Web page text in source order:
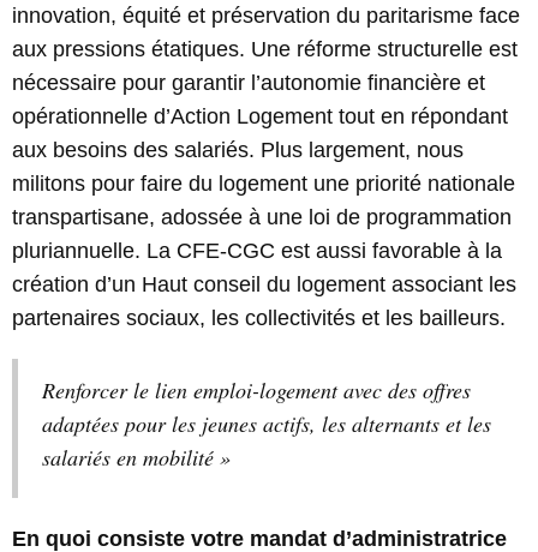
innovation, équité et préservation du paritarisme face
aux pressions étatiques. Une réforme structurelle est
nécessaire pour garantir l’autonomie financière et
opérationnelle d’Action Logement tout en répondant
aux besoins des salariés. Plus largement, nous
militons pour faire du logement une priorité nationale
transpartisane, adossée à une loi de programmation
pluriannuelle. La CFE-CGC est aussi favorable à la
création d’un Haut conseil du logement associant les
partenaires sociaux, les collectivités et les bailleurs.
Renforcer le lien emploi-logement avec des offres
adaptées pour les jeunes actifs, les alternants et les
salariés en mobilité »
En quoi consiste votre mandat d’administratrice